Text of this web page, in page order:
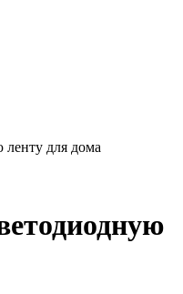
ленту для дома